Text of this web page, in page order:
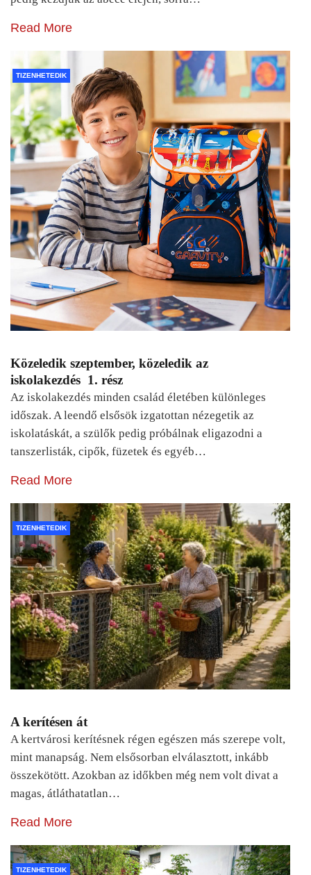
Read More
TIZENHETEDIK
Közeledik szeptember, közeledik az
iskolakezdés 1. rész
Az iskolakezdés minden család életében különleges
időszak. A leendő elsősök izgatottan nézegetik az
iskolatáskát, a szülők pedig próbálnak eligazodni a
tanszerlisták, cipők, füzetek és egyéb…
Read More
TIZENHETEDIK
A kerítésen át
A kertvárosi kerítésnek régen egészen más szerepe volt,
mint manapság. Nem elsősorban elválasztott, inkább
összekötött. Azokban az időkben még nem volt divat a
magas, átláthatatlan…
Read More
TIZENHETEDIK